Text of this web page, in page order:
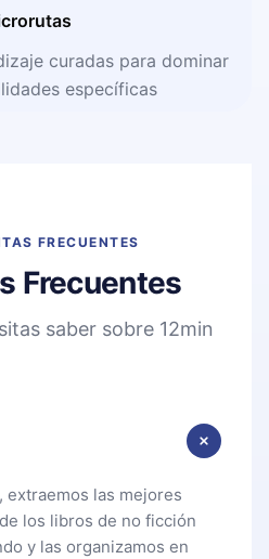
curadas para dominar
específicas
FRECUENTES
Frecuentes
saber sobre 12min
extraemos las mejores
los libros de no ficción
y las organizamos en